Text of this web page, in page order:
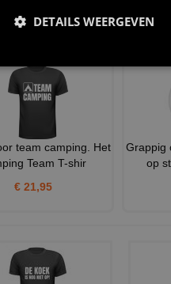
€ 12,95
team camping. Het
Team T-shir
€ 21,95
Grappig
op
DETAILS WEERGEVEN